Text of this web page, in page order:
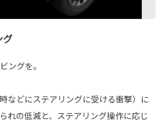
グ
ングを。
などにステアリングに受ける衝撃）に
れの低減と、ステアリング操作に応じ